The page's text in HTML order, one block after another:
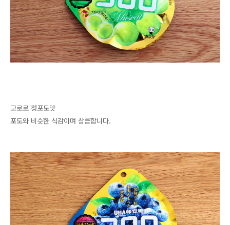
고로로 청포도맛
포도와 비슷한 식감이며 상큼합니다.